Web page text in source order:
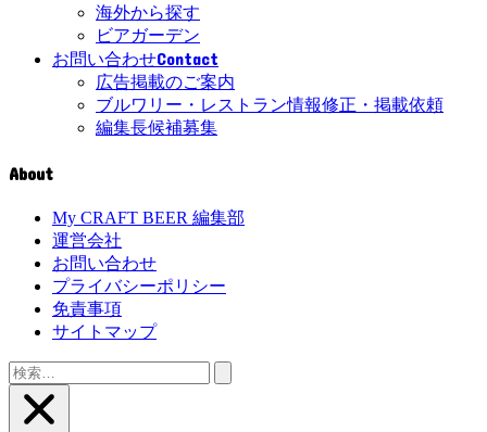
海外から探す
ビアガーデン
お問い合わせContact
広告掲載のご案内
ブルワリー・レストラン情報修正・掲載依頼
編集長候補募集
About
My CRAFT BEER 編集部
運営会社
お問い合わせ
プライバシーポリシー
免責事項
サイトマップ
検
索: